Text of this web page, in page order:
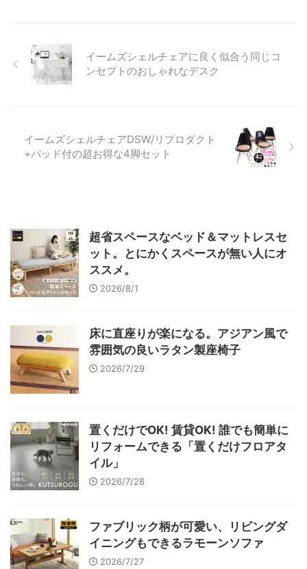
イームズシェルチェアに良く似合う同じコ
ンセプトのおしゃれなデスク
イームズシェルチェアDSW/リプロダクト
+パッド付の超お得な4脚セット
超省スペースなベッド＆マットレスセ
ット。とにかくスペースが無い人にオ
ススメ。
2026/8/1
床に直座りが楽になる。アジアン風で
雰囲気の良いラタン製座椅子
2026/7/29
置くだけでOK! 賃貸OK! 誰でも簡単に
リフォームできる「置くだけフロアタ
イル」
2026/7/28
ファブリック柄が可愛い、リビングダ
イニングもできるラモーンソファ
2026/7/27